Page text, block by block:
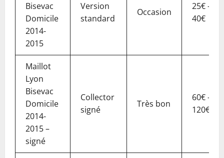
Bisevac
Domicile
2014-
2015
Version
standard
Occasion
25€ –
40€
Maillot
Lyon
Bisevac
Domicile
2014-
2015 –
signé
Collector
signé
Très bon
60€ –
120€